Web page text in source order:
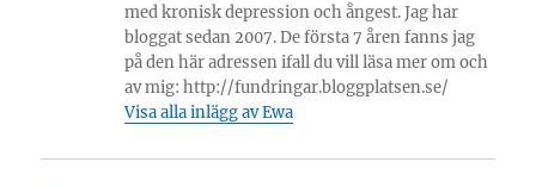
med kronisk depression och ångest. Jag har
bloggat sedan 2007. De första 7 åren fanns jag
på den här adressen ifall du vill läsa mer om och
av mig: http://fundringar.bloggplatsen.se/
Visa alla inlägg av Ewa